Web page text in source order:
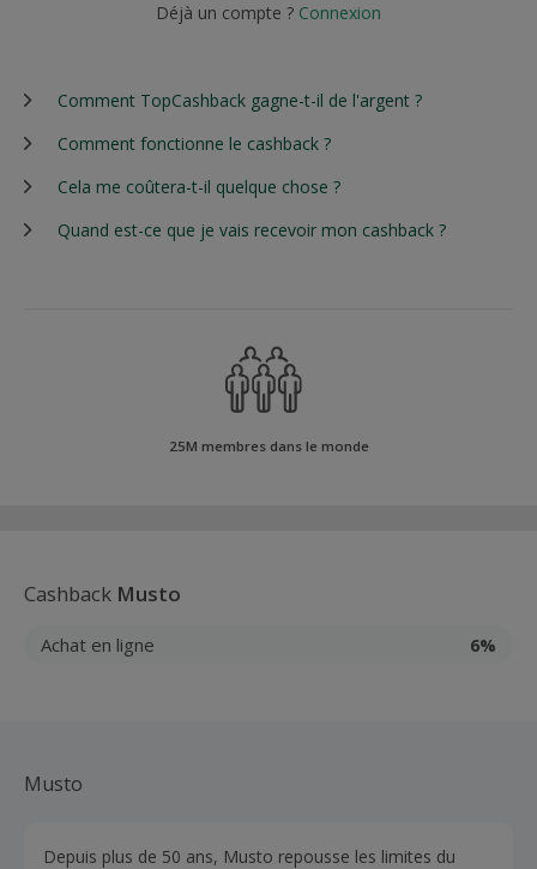
Déjà un compte ? Connexion
Comment TopCashback gagne-t-il de l'argent ?
Comment fonctionne le cashback ?
Cela me coûtera-t-il quelque chose ?
Quand est-ce que je vais recevoir mon cashback ?
25M membres dans le monde
Cashback Musto
Achat en ligne 6%
Musto
Depuis plus de 50 ans, Musto repousse les limites du